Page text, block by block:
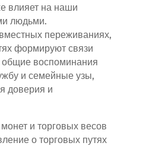
влияет на наши
людьми.
переживаниях,
формируют связи
воспоминания
и семейные узы,
доверия и
и торговых весов
о торговых путях